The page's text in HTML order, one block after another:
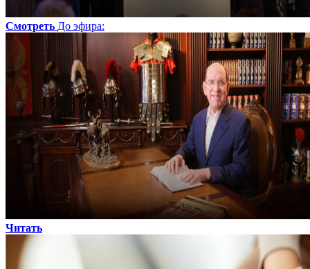
Смотреть До эфира:
Читать